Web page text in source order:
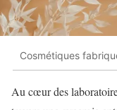
Cosmétiques
Au cœur des